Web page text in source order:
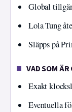
Global
Lola Tung
Släpps på
VAD SOM ÄR
Exakt
Eventuella